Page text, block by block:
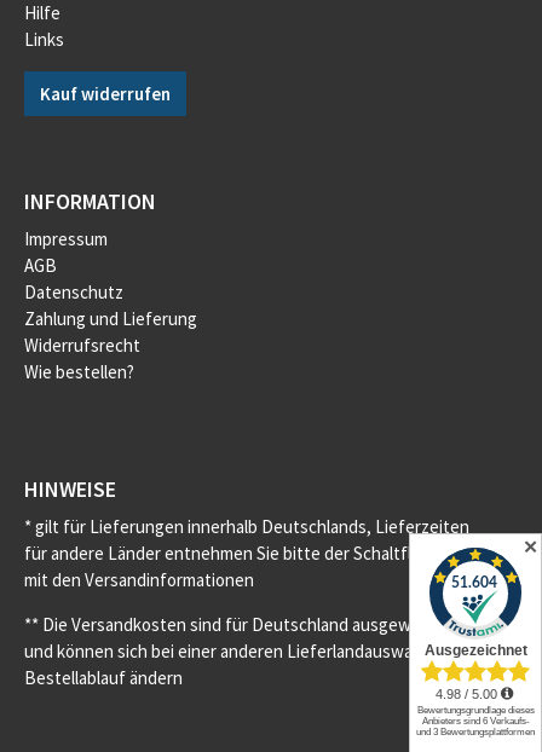
Hilfe
Links
Kauf widerrufen
INFORMATION
Impressum
AGB
Datenschutz
Zahlung und Lieferung
Widerrufsrecht
Wie bestellen?
HINWEISE
* gilt für Lieferungen innerhalb Deutschlands, Lieferzeiten
für andere Länder entnehmen Sie bitte der Schaltfläche
mit den Versandinformationen
** Die Versandkosten sind für Deutschland ausgewiesen
und können sich bei einer anderen Lieferlandauswahl im
Bestellablauf ändern
✕